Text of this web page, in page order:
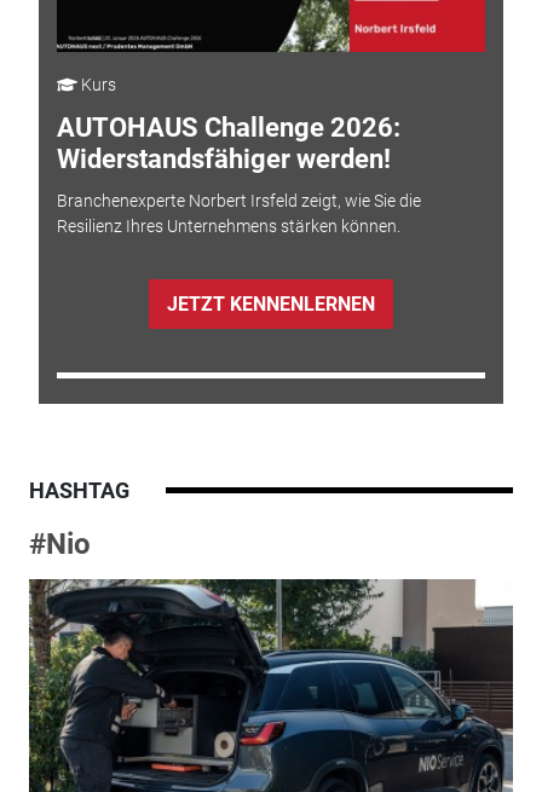
Kurs
AUTOHAUS Challenge 2026:
Widerstandsfähiger werden!
Branchenexperte Norbert Irsfeld zeigt, wie Sie die
Resilienz Ihres Unternehmens stärken können.
JETZT KENNENLERNEN
HASHTAG
#Nio